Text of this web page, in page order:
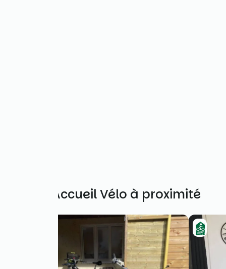
Autres Accueil Vélo à proximité